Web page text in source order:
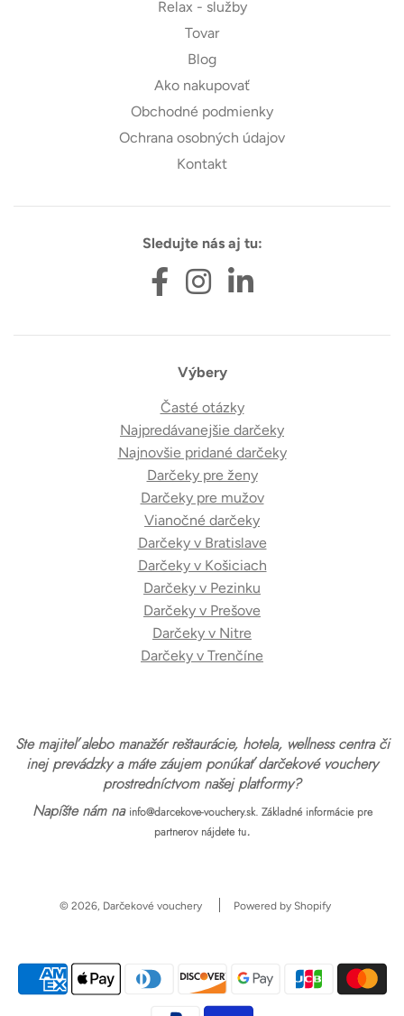
Relax - služby
Tovar
Blog
Ako nakupovať
Obchodné podmienky
Ochrana osobných údajov
Kontakt
Sledujte nás aj tu:
Výbery
Časté otázky
Najpredávanejšie darčeky
Najnovšie pridané darčeky
Darčeky pre ženy
Darčeky pre mužov
Vianočné darčeky
Darčeky v Bratislave
Darčeky v Košiciach
Darčeky v Pezinku
Darčeky v Prešove
Darčeky v Nitre
Darčeky v Trenčíne
Ste majiteľ alebo manažér reštaurácie, hotela, wellness centra či
inej prevádzky a máte záujem ponúkať darčekové vouchery
prostredníctvom našej platformy?
Napíšte nám na info@darcekove-vouchery.sk. Základné informácie pre
partnerov nájdete tu.
© 2026, Darčekové vouchery Powered by Shopify